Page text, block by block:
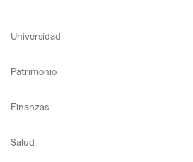
Universidad
Patrimonio
Finanzas
Salud